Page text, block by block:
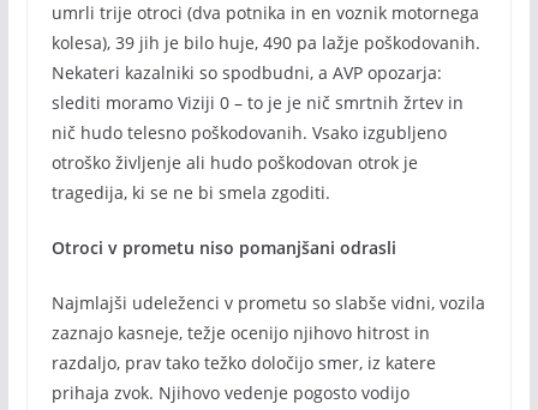
umrli trije otroci (dva potnika in en voznik motornega
kolesa), 39 jih je bilo huje, 490 pa lažje poškodovanih.
Nekateri kazalniki so spodbudni, a AVP opozarja:
slediti moramo Viziji 0 – to je je nič smrtnih žrtev in
nič hudo telesno poškodovanih. Vsako izgubljeno
otroško življenje ali hudo poškodovan otrok je
tragedija, ki se ne bi smela zgoditi.
Otroci v prometu niso pomanjšani odrasli
Najmlajši udeleženci v prometu so slabše vidni, vozila
zaznajo kasneje, težje ocenijo njihovo hitrost in
razdaljo, prav tako težko določijo smer, iz katere
prihaja zvok. Njihovo vedenje pogosto vodijo